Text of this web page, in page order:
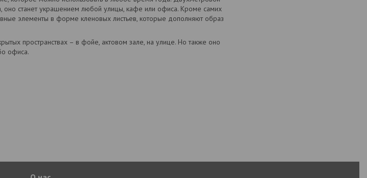
оно станет украшением любой улицы, кафе или офиса. Кроме самих
элементы в форме кленовых листьев, которые дополняют образ
пространствах – в фойе, актовом зале, на улице. Но также оно
офиса.